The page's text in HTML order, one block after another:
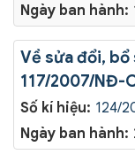
Ngày ban hành:
Số kí hiệu: 124/
Ngày ban hành:
Về sửa đổi,
117/2007/NĐ-